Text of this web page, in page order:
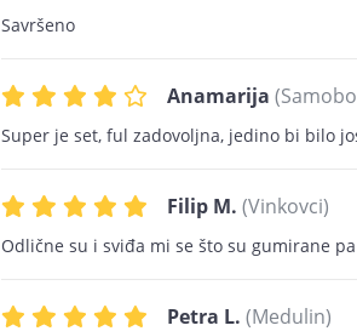
Savršeno
Anamarija
Super je set, ful zadovoljna, jedino bi bilo
Filip M. (Vinkovci)
Odlične su i sviđa mi se što su gumirane
Petra L. (Medulin)